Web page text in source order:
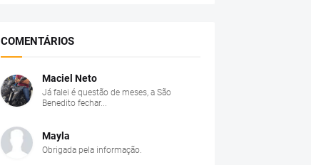
COMENTÁRIOS
Maciel Neto
Já falei é questão de meses, a São
Benedito fechar...
Mayla
Obrigada pela informação.